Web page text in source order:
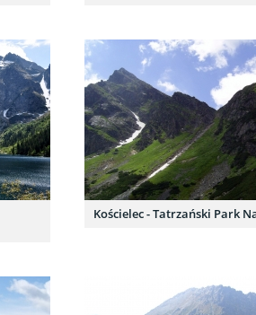
Kościelec - Tatrzański Park